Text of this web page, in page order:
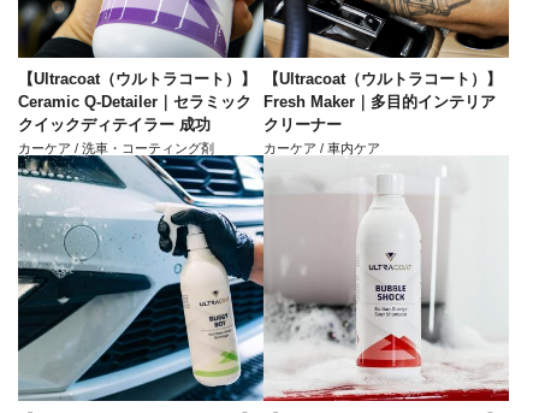
【Ultracoat（ウルトラコート）】
Ceramic Q-Detailer｜セラミック
クイックディテイラー 成功
カーケア / 洗車・コーティング剤
【Ultracoat（ウルトラコート）】
Fresh Maker｜多目的インテリア
クリーナー
カーケア / 車内ケア